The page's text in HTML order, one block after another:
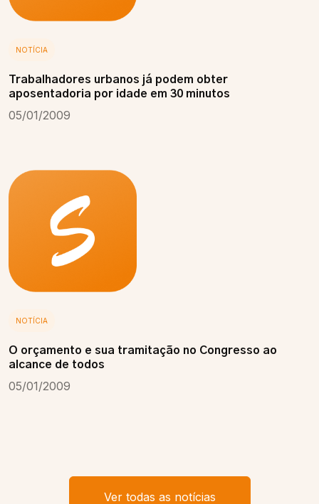
NOTÍCIA
Trabalhadores urbanos já podem obter
aposentadoria por idade em 30 minutos
05/01/2009
NOTÍCIA
O orçamento e sua tramitação no Congresso ao
alcance de todos
05/01/2009
Ver todas as notícias